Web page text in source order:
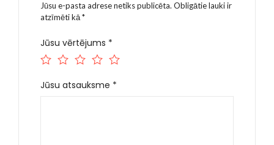
Jūsu e-pasta adrese netiks publicēta. Obligātie lauki ir
atzīmēti kā*
Jūsu vērtējums *
Jūsu atsauksme *